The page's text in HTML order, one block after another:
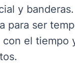
y
para ser
con el tiempo